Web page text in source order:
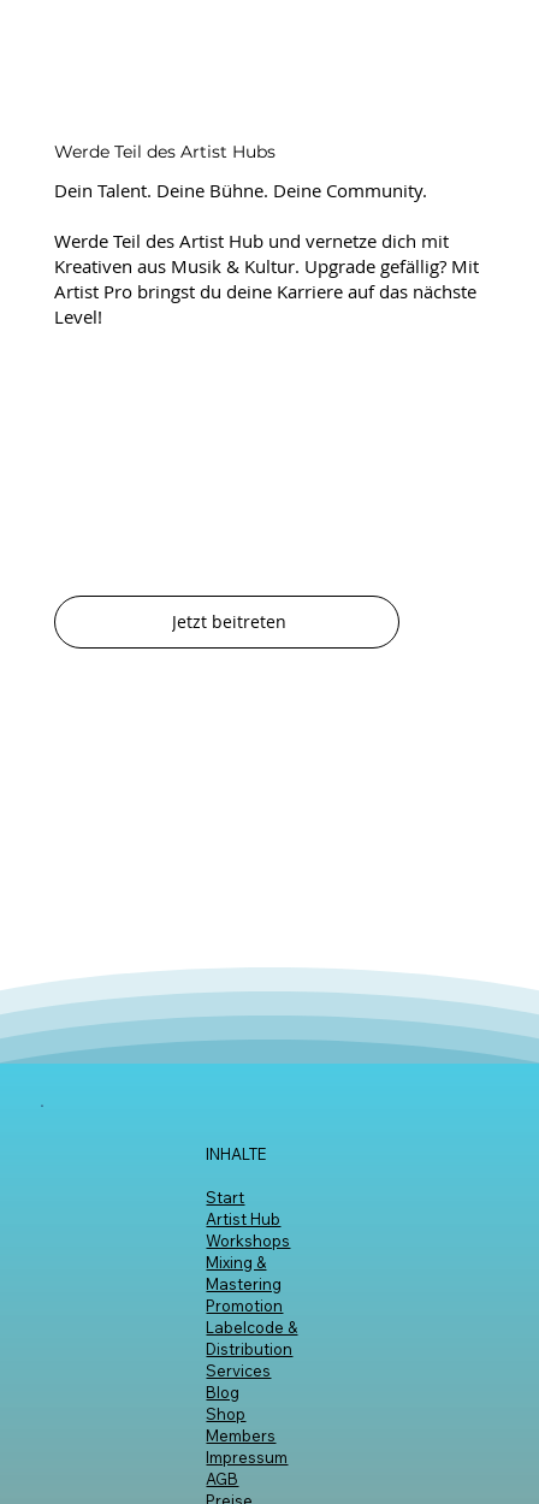
Werde Teil des Artist Hubs
Dein Talent. Deine Bühne. Deine Community.
Werde Teil des Artist Hub und vernetze dich mit
Kreativen aus Musik & Kultur. Upgrade gefällig? Mit
Artist Pro bringst du deine Karriere auf das nächste
Level!
Jetzt beitreten
INHALTE
Start
Artist Hub
Workshops
Mixing &
Mastering
Promotion
Labelcode &
Distribution
Services
Blog
Shop
Members
Impressum
AGB